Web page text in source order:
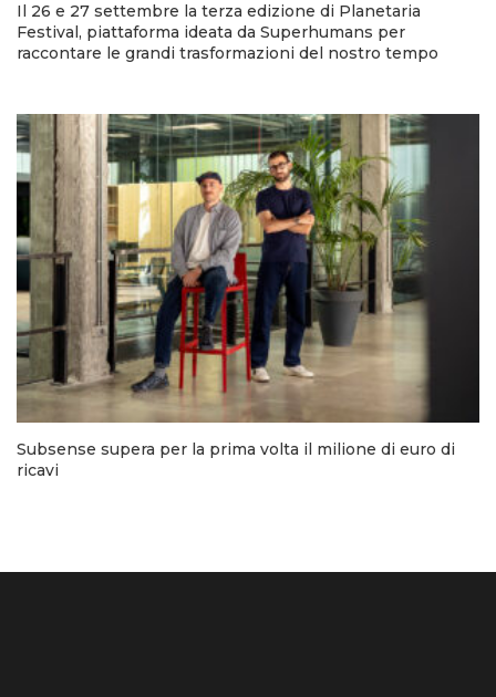
Il 26 e 27 settembre la terza edizione di Planetaria
Festival, piattaforma ideata da Superhumans per
raccontare le grandi trasformazioni del nostro tempo
Subsense supera per la prima volta il milione di euro di
ricavi